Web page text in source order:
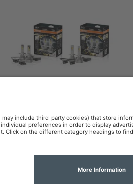
Politique de confidentialité